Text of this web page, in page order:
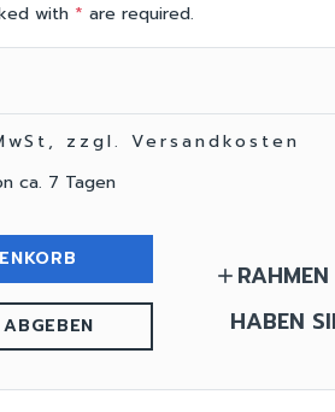
with * are required.
zzgl. Versandkosten
ca. 7 Tagen
add
HABEN